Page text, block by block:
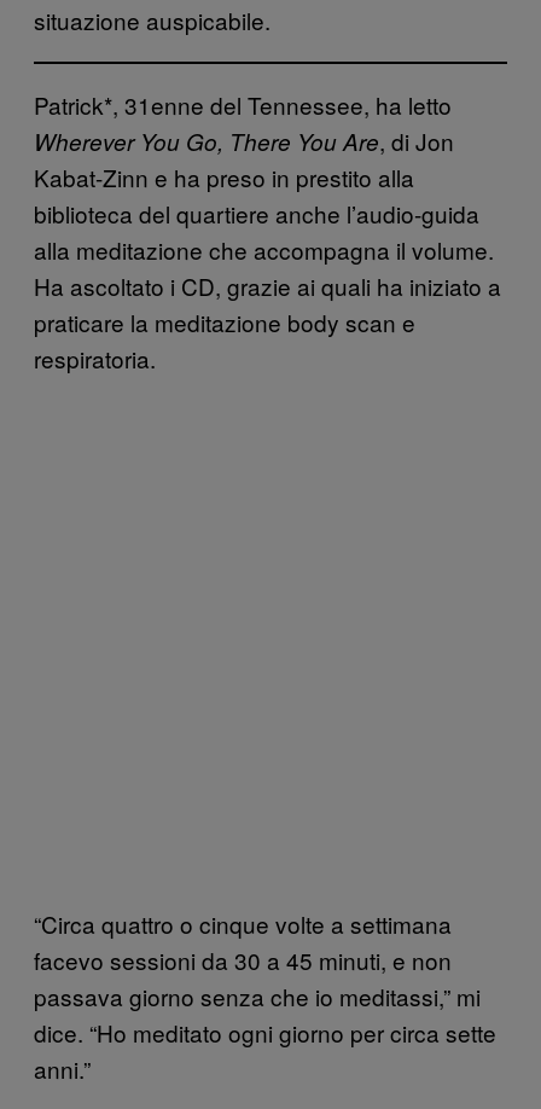
situazione auspicabile.
Patrick*, 31enne del Tennessee, ha letto
Wherever You Go, There You Are, di Jon
Kabat-Zinn e ha preso in prestito alla
biblioteca del quartiere anche l’audio-guida
alla meditazione che accompagna il volume.
Ha ascoltato i CD, grazie ai quali ha iniziato a
praticare la meditazione body scan e
respiratoria.
“Circa quattro o cinque volte a settimana
facevo sessioni da 30 a 45 minuti, e non
passava giorno senza che io meditassi,” mi
dice. “Ho meditato ogni giorno per circa sette
anni.”